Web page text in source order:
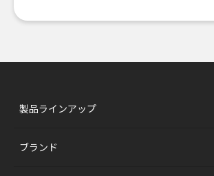
製品ラインアップ
ブランド